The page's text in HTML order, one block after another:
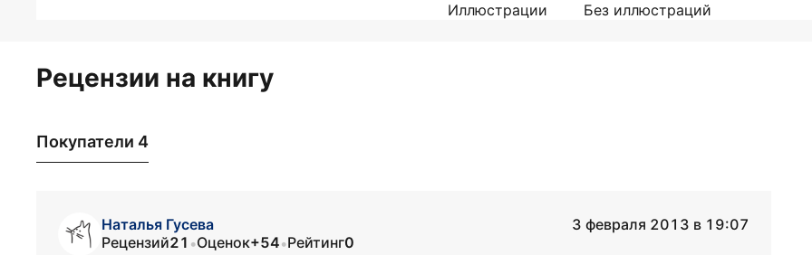
Иллюстрации
Без иллюстраций
Рецензии на книгу
Покупатели 4
Наталья Гусева
3 февраля 2013 в 19:07
Рецензий21 •Оценок+54•Рейтинг0